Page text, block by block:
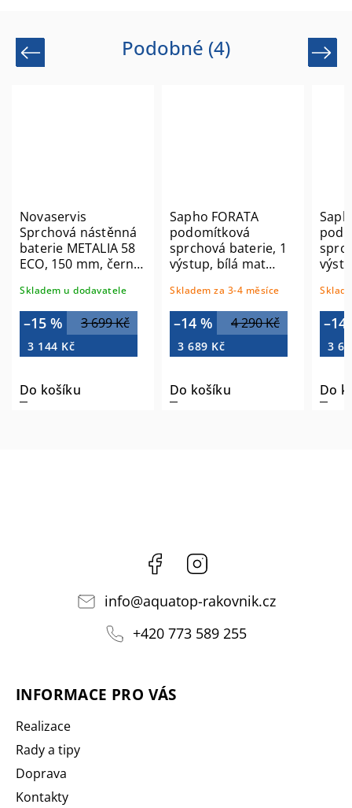
Podobné (4)
Previous
Novaservis
Sprchová nástěnná
baterie METALIA 58
ECO, 150 mm, černá
Skladem u dodavatele
3 699 Kč
–15 %
3 144 Kč
Do košíku
Sapho FORATA
podomítková
sprchová baterie, 1
výstup, bílá mat
Skladem za 3-4 měsíce
4 290 Kč
–14 %
3 689 Kč
Do košíku
–14
3
Do
Next
Facebook
info@aquatop-rakovnik.cz
+420 773 589 255
INFORMACE PRO VÁS
Realizace
Rady a tipy
Doprava
Kontakty